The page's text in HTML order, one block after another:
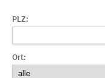
PLZ:
Ort: